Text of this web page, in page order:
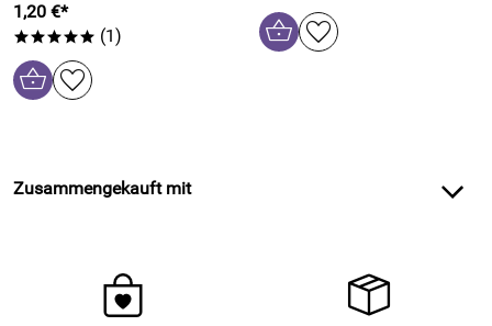
1,20 €*
***** (1)
Zusammengekauft mit